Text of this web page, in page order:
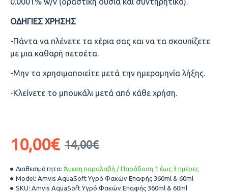
ΟΔΗΓΙΕΣ ΧΡΗΣΗΣ
-Πάντα να πλένετε τα χέρια σας και να τα σκουπίζετε
με μια καθαρή πετσέτα.
-Μην το χρησιμοποιείτε μετά την ημερομηνία λήξης.
-Κλείνετε το μπουκάλι μετά από κάθε χρήση.
Διαθεσιμότητα: Άμεση παραλαβή / Παράδοση 1 έως 3 ημέρες
Model: Amvis AquaSoft Υγρό Φακών Επαφής 360ml & 60ml
SKU: Amvis AquaSoft Υγρό Φακών Επαφής 360ml & 60ml
10,00€ 14,00€